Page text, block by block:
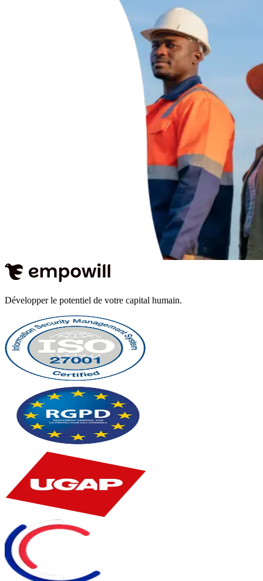
Développer le potentiel de votre capital humain.